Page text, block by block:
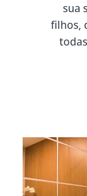
sua
filhos,